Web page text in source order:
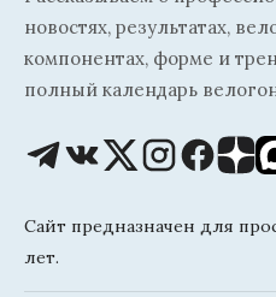
новостях, результатах,
компонентах, форме и
полный календарь
Сайт предназначен для
лет.